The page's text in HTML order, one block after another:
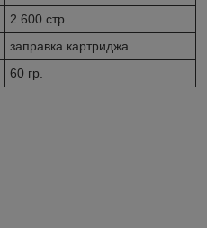
2 600 стр
заправка картриджа
60 гр.